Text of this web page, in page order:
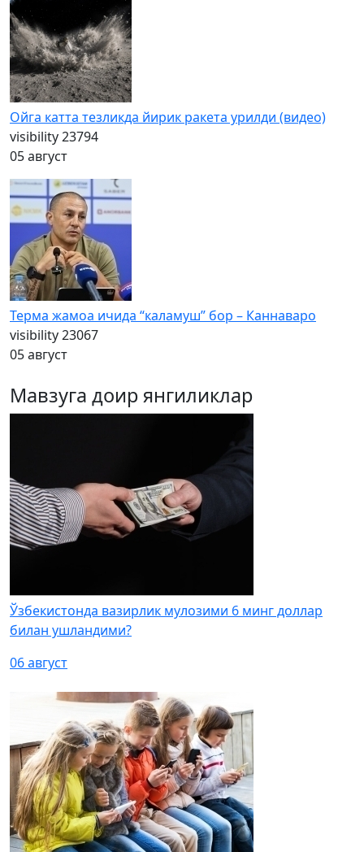
Ойга катта тезликда йирик ракета урилди (видео)
visibility23794
05 август
Терма жамоа ичида “каламуш” бор – Каннаваро
visibility23067
05 август
Мавзуга доир янгиликлар
Ўзбекистонда вазирлик мулозими 6 минг доллар
билан ушландими?
06 август